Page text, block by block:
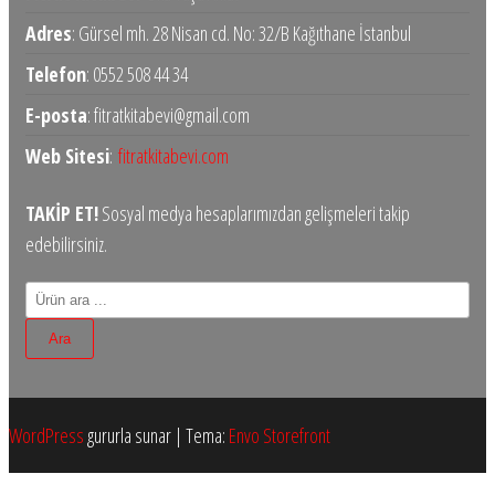
Adres: Gürsel mh. 28 Nisan cd. No: 32/B Kağıthane İstanbul
Telefon: 0552 508 44 34
E-posta: fitratkitabevi@gmail.com
Web Sitesi: fitratkitabevi.com
TAKİP ET!Sosyal medya hesaplarımızdan gelişmeleri takip
edebilirsiniz.
Products
search
Ara
WordPressgururla sunar | Tema: Envo Storefront